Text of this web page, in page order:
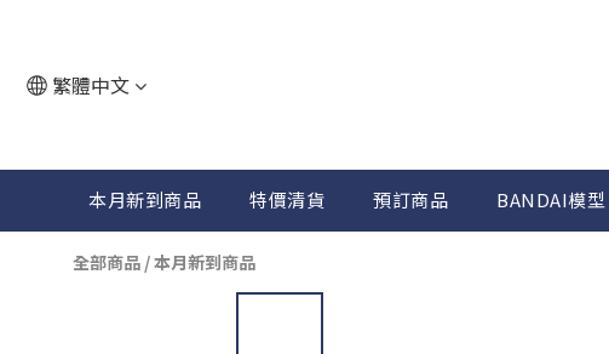
繁體中文
本月新到商品 特價清貨 預訂商品 BANDAI模型
全部商品 /本月新到商品